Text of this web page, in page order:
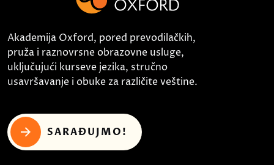
Akademija Oxford, pored prevodilačkih,
pruža i raznovrsne obrazovne usluge,
uključujući kurseve jezika, stručno
usavršavanje i obuke za različite veštine.
SARAĐUJMO!